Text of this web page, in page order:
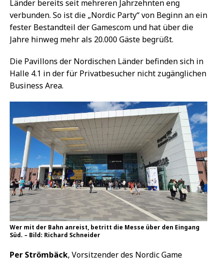
Länder bereits seit mehreren Jahrzehnten eng
verbunden. So ist die „Nordic Party“ von Beginn an ein
fester Bestandteil der Gamescom und hat über die
Jahre hinweg mehr als 20.000 Gäste begrüßt.
Die Pavillons der Nordischen Länder befinden sich in
Halle 4.1 in der für Privatbesucher nicht zugänglichen
Business Area.
Wer mit der Bahn anreist, betritt die Messe über den Eingang
Süd. – Bild: Richard Schneider
Per Strömbäck, Vorsitzender des Nordic Game